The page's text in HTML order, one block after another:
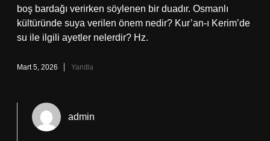
boş bardağı verirken söylenen bir duadır. Osmanlı
kültüründe suya verilen önem nedir? Kur’an-ı Kerim’de
su ile ilgili ayetler nelerdir? Hz.
Mart 5, 2026 Yanıtla
admin